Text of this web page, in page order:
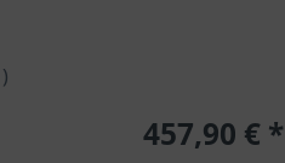
)
457,90 € *